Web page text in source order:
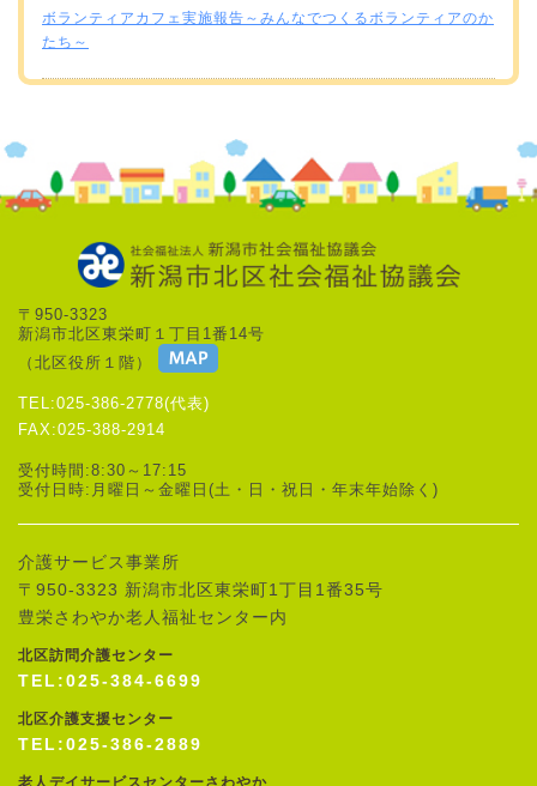
ボランティアカフェ実施報告～みんなでつくるボランティアのか
たち～
〒950-3323
新潟市北区東栄町１丁目1番14号
（北区役所１階）
TEL:025-386-2778(代表)
FAX:025-388-2914
受付時間:8:30～17:15
受付日時:月曜日～金曜日(土・日・祝日・年末年始除く)
介護サービス事業所
〒950-3323 新潟市北区東栄町1丁目1番35号
豊栄さわやか老人福祉センター内
北区訪問介護センター
TEL:025-384-6699
北区介護支援センター
TEL:025-386-2889
老人デイサービスセンターさわやか